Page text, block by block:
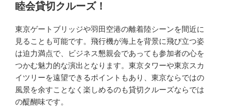
睦会貸切クルーズ！
東京ゲートブリッジや羽田空港の離着陸シーンを間近に
見ることも可能です。飛行機が海上を背景に飛び立つ姿
は迫力満点で、ビジネス懇親会であっても参加者の心を
つかむ魅力的な演出となります。東京タワーや東京スカ
イツリーを遠望できるポイントもあり、東京ならではの
風景を余すことなく楽しめるのも貸切クルーズならでは
の醍醐味です。